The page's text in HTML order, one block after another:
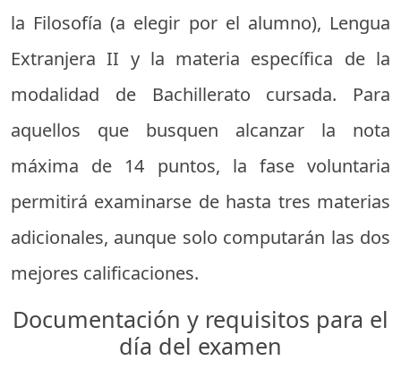
la Filosofía (a elegir por el alumno), Lengua
Extranjera II y la materia específica de la
modalidad de Bachillerato cursada. Para
aquellos que busquen alcanzar la nota
máxima de 14 puntos, la fase voluntaria
permitirá examinarse de hasta tres materias
adicionales, aunque solo computarán las dos
mejores calificaciones.
Documentación y requisitos para el
día del examen